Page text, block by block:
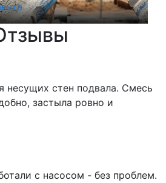
несущих стен подвала. Смесь
застыла ровно и
с насосом - без проблем.